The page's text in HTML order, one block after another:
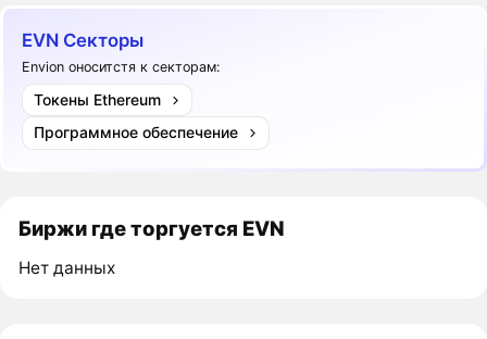
EVN Секторы
Envion оноситстя к секторам:
Токены Ethereum
Программное обеспечение
Биржи где торгуется EVN
Нет данных